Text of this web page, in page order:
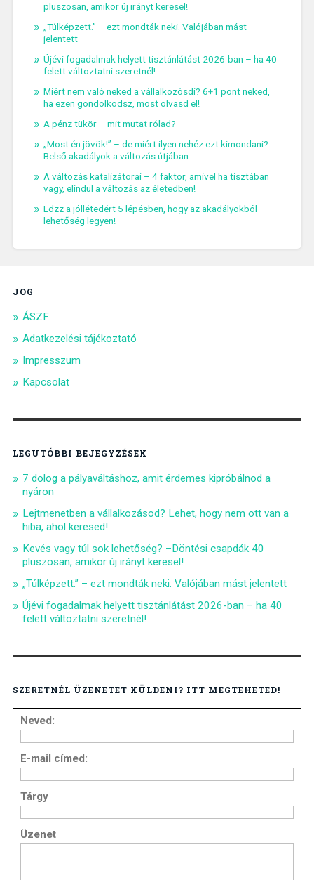
pluszosan, amikor új irányt keresel!
„Túlképzett.” – ezt mondták neki. Valójában mást
jelentett
Újévi fogadalmak helyett tisztánlátást 2026-ban – ha 40
felett változtatni szeretnél!
Miért nem való neked a vállalkozósdi? 6+1 pont neked,
ha ezen gondolkodsz, most olvasd el!
A pénz tükör – mit mutat rólad?
„Most én jövök!” – de miért ilyen nehéz ezt kimondani?
Belső akadályok a változás útjában
A változás katalizátorai – 4 faktor, amivel ha tisztában
vagy, elindul a változás az életedben!
Edzz a jóllétedért 5 lépésben, hogy az akadályokból
lehetőség legyen!
JOG
ÁSZF
Adatkezelési tájékoztató
Impresszum
Kapcsolat
LEGUTÓBBI BEJEGYZÉSEK
7 dolog a pályaváltáshoz, amit érdemes kipróbálnod a
nyáron
Lejtmenetben a vállalkozásod? Lehet, hogy nem ott van a
hiba, ahol keresed!
Kevés vagy túl sok lehetőség? –Döntési csapdák 40
pluszosan, amikor új irányt keresel!
„Túlképzett.” – ezt mondták neki. Valójában mást jelentett
Újévi fogadalmak helyett tisztánlátást 2026-ban – ha 40
felett változtatni szeretnél!
SZERETNÉL ÜZENETET KÜLDENI? ITT MEGTEHETED!
Neved:
E-mail címed:
Tárgy
Üzenet